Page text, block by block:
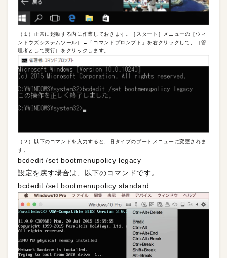
（１）正常に起動する内に作業しておきます。［スタート］メニューの［ウィ
ンドウズシステムツール］→「コマンドプロンプト」を右クリックして、［管
理者として実行］をクリックします。
（２）以下のコマンドを入力すると、旧タイプのブートメニューに変更されま
す。
bcdedit /set bootmenupolicy legacy
設定を戻す場合は、以下のコマンドです。
bcdedit /set bootmenupolicy standard